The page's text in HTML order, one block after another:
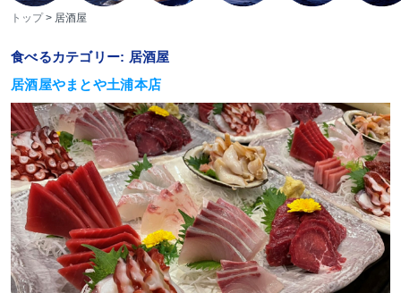
トップ> 居酒屋
食べるカテゴリー: 居酒屋
居酒屋やまとや土浦本店